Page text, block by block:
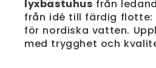
lyxbastuhus från
från idé till färdig flotte:
för nordiska vatten.
med trygghet och